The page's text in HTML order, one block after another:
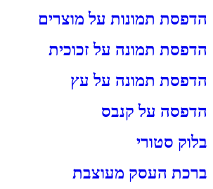
הדפסת תמונות על מוצרים
הדפסת תמונה על זכוכית
הדפסת תמונה על עץ
הדפסה על קנבס
בלוק סטורי
ברכת העסק מעוצבת